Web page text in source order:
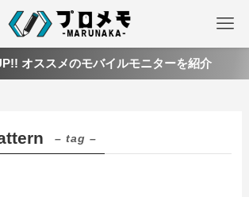
オススメのモバイルモニターを紹介
– tag –